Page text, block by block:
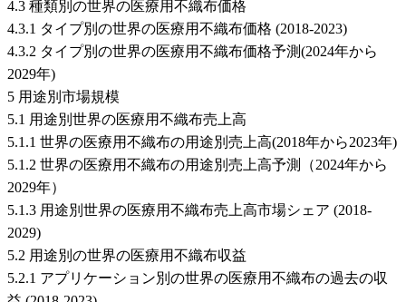
4.3 種類別の世界の医療用不織布価格
4.3.1 タイプ別の世界の医療用不織布価格 (2018-2023)
4.3.2 タイプ別の世界の医療用不織布価格予測(2024年から
2029年)
5 用途別市場規模
5.1 用途別世界の医療用不織布売上高
5.1.1 世界の医療用不織布の用途別売上高(2018年から2023年)
5.1.2 世界の医療用不織布の用途別売上高予測（2024年から
2029年）
5.1.3 用途別世界の医療用不織布売上高市場シェア (2018-
2029)
5.2 用途別の世界の医療用不織布収益
5.2.1 アプリケーション別の世界の医療用不織布の過去の収